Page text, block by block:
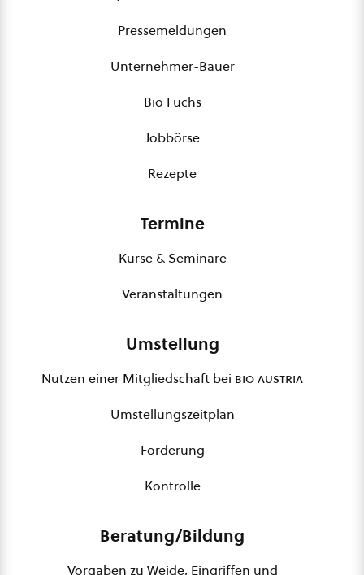
Pressemeldungen
Unternehmer-Bauer
Bio Fuchs
Jobbörse
Rezepte
Termine
Kurse & Seminare
Veranstaltungen
Umstellung
Nutzen einer Mitgliedschaft bei bio austria
Umstellungszeitplan
Förderung
Kontrolle
Beratung/Bildung
Vorgaben zu Weide, Eingriffen und